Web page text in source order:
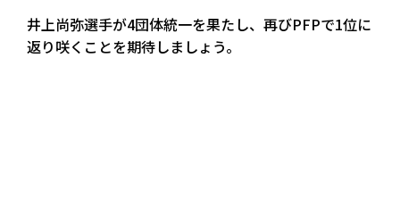
井上尚弥選手が4団体統一を果たし、再びPFPで1位に
返り咲くことを期待しましょう。